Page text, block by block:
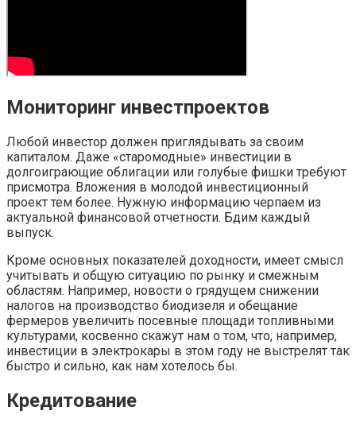
Мониторинг инвестпроектов
Любой инвестор должен приглядывать за своим
капиталом. Даже «старомодные» инвестиции в
долгоиграющие облигации или голубые фишки требуют
присмотра. Вложения в молодой инвестиционный
проект тем более. Нужную информацию черпаем из
актуальной финансовой отчетности. Бдим каждый
выпуск.
Кроме основных показателей доходности, имеет смысл
учитывать и общую ситуацию по рынку и смежным
областям. Например, новости о грядущем снижении
налогов на производство биодизеля и обещание
фермеров увеличить посевные площади топливными
культурами, косвенно скажут нам о том, что, например,
инвестиции в электрокары в этом году не выстрелят так
быстро и сильно, как нам хотелось бы.
Кредитование